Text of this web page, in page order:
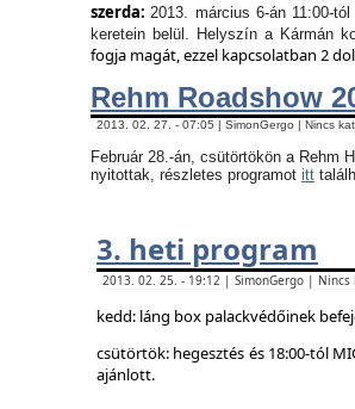
szerda:2013. március 6-án 11:00-
keretein belül. Helyszín a Kármán
fogja magát, ezzel kapcsolatban 2
Rehm Roadshow
2013. 02. 27. - 07:05 | SimonGergo | Nincs
Február 28.-án, csütörtökön a Rehm
nyitottak, részletes programot itt
3. heti program
2013. 02. 25. - 19:12 | SimonGergo |
kedd: láng box palackvédőinek
csütörtök: hegesztés és 18:00-tól
ajánlott.